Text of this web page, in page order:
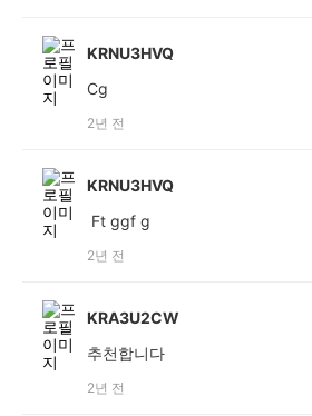
KRNU3HVQ
Cg
2년 전
KRNU3HVQ
Ft ggf g
2년 전
KRA3U2CW
추천합니다
2년 전